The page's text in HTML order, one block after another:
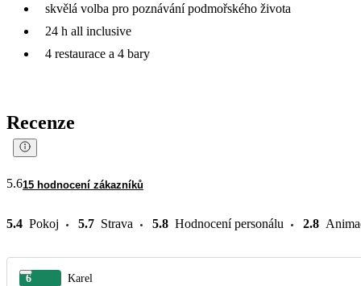
skvělá volba pro poznávání podmořského života
24 h all inclusive
4 restaurace a 4 bary
Recenze
5.615 hodnocení zákazníků
5.4 Pokoj 5.7 Strava 5.8 Hodnocení personálu 2.8
6 Karel